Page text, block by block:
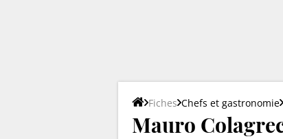
Fiches Chefs et gastronomie
Mauro